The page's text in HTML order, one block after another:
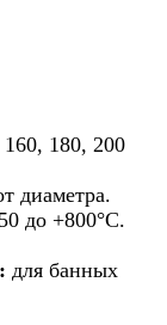
160, 180, 200
диаметра.
до +800°С.
для банных